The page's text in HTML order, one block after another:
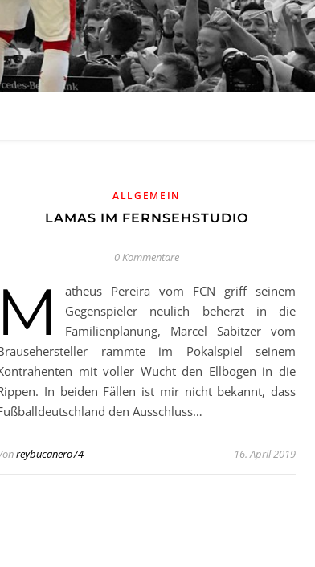
ALLGEMEIN
LAMAS IM FERNSEHSTUDIO
0 Kommentare
M
atheus Pereira vom FCN griff seinem
Gegenspieler neulich beherzt in die
Familienplanung, Marcel Sabitzer vom
rammte im Pokalspiel seinem
mit voller Wucht den Ellbogen in die
In beiden Fällen ist mir nicht bekannt, dass
den Ausschluss…
reybucanero74 16. April 2019